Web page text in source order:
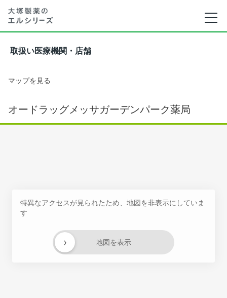
取扱い医療機関・店舗
マップを見る
オードラッグメッサガーデンパーク薬局
特異なアクセスが見られたため、地図を非表示にしていま
す
地図を表示
›